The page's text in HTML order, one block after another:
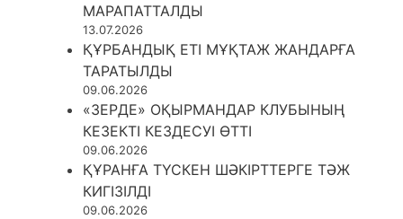
МАРАПАТТАЛДЫ
13.07.2026
ҚҰРБАНДЫҚ ЕТІ МҰҚТАЖ ЖАНДАРҒА
ТАРАТЫЛДЫ
09.06.2026
«ЗЕРДЕ» ОҚЫРМАНДАР КЛУБЫНЫҢ
КЕЗЕКТІ КЕЗДЕСУІ ӨТТІ
09.06.2026
ҚҰРАНҒА ТҮСКЕН ШӘКІРТТЕРГЕ ТӘЖ
КИГІЗІЛДІ
09.06.2026